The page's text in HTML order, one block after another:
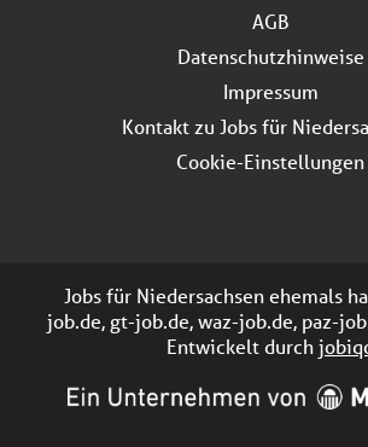
AGB
Datenschutzhinweise
Impressum
Kontakt zu Jobs für
Cookie-Einstellungen
Jobs für Niedersachsen ehemals
job.de, gt-job.de, waz-job.de, paz-
Entwickelt durch